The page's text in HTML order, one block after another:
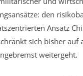
den
Ansatz
sich bisher
weitergeht.